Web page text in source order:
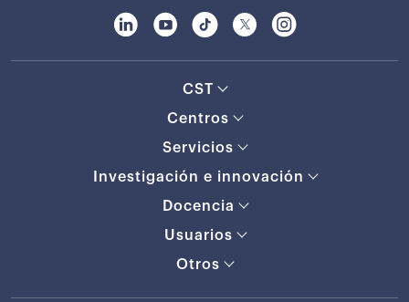
CST
Centros
Servicios
Investigación e innovación
Docencia
Usuarios
Otros